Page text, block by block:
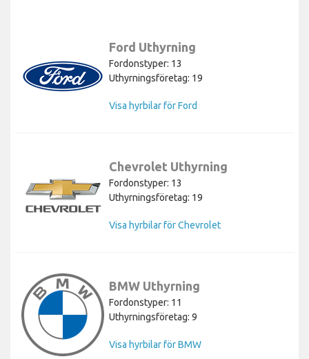
Ford Uthyrning
Fordonstyper: 13
Uthyrningsföretag: 19
Visa hyrbilar för Ford
Chevrolet Uthyrning
Fordonstyper: 13
Uthyrningsföretag: 19
Visa hyrbilar för Chevrolet
BMW Uthyrning
Fordonstyper: 11
Uthyrningsföretag: 9
Visa hyrbilar för BMW